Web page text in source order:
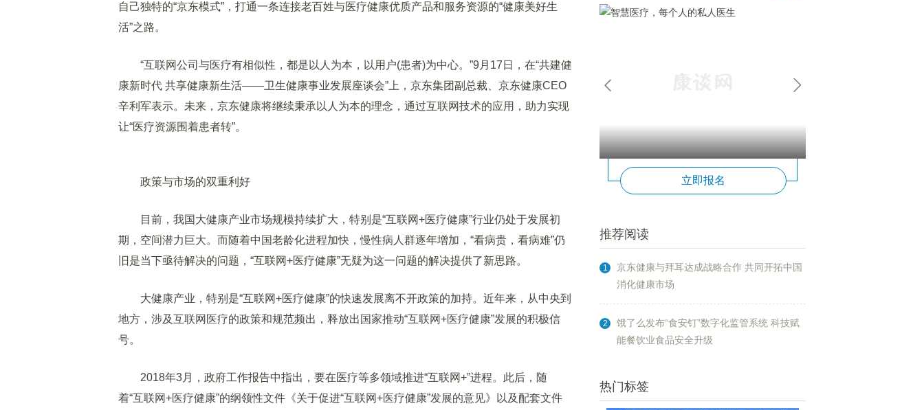
自己独特的“京东模式”，打通一条连接老百姓与医疗健康优质产品和服务资源的“健康美好生
活”之路。
“互联网公司与医疗有相似性，都是以人为本，以用户(患者)为中心。”9月17日，在“共建健
康新时代 共享健康新生活——卫生健康事业发展座谈会”上，京东集团副总裁、京东健康CEO
辛利军表示。未来，京东健康将继续秉承以人为本的理念，通过互联网技术的应用，助力实现
让“医疗资源围着患者转”。
政策与市场的双重利好
目前，我国大健康产业市场规模持续扩大，特别是“互联网+医疗健康”行业仍处于发展初
期，空间潜力巨大。而随着中国老龄化进程加快，慢性病人群逐年增加，“看病贵，看病难”仍
旧是当下亟待解决的问题，“互联网+医疗健康”无疑为这一问题的解决提供了新思路。
大健康产业，特别是“互联网+医疗健康”的快速发展离不开政策的加持。近年来，从中央到
地方，涉及互联网医疗的政策和规范频出，释放出国家推动“互联网+医疗健康”发展的积极信
号。
2018年3月，政府工作报告中指出，要在医疗等多领域推进“互联网+”进程。此后，随
着“互联网+医疗健康”的纲领性文件《关于促进“互联网+医疗健康”发展的意见》以及配套文件
立即报名
推荐阅读
1
京东健康与拜耳达成战略合作 共同开拓中国
消化健康市场
2
饿了么发布“食安钉”数字化监管系统 科技赋
能餐饮业食品安全升级
热门标签